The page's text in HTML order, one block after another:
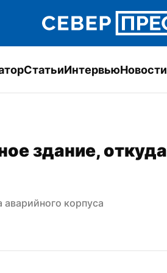
СтатьиИнтервьюНовости
здание, откуда
корпуса